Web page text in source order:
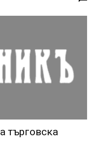
търговска